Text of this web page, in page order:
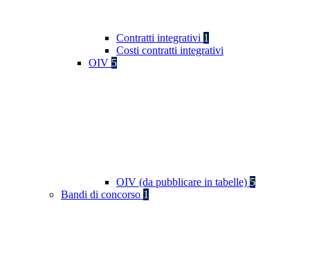
Contratti integrativi 1
Costi contratti integrativi
OIV 5
OIV (da pubblicare in tabelle) 5
Bandi di concorso 1